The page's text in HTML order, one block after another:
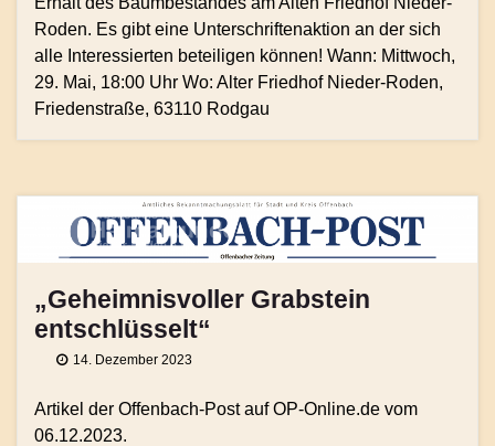
Roden. Es gibt eine Unterschriftenaktion an der sich
alle Interessierten beteiligen können! Wann: Mittwoch,
29. Mai, 18:00 Uhr Wo: Alter Friedhof Nieder-Roden,
Friedenstraße, 63110 Rodgau
„Geheimnisvoller Grabstein
entschlüsselt“
14. Dezember 2023
Artikel der Offenbach-Post auf OP-Online.de vom
06.12.2023.